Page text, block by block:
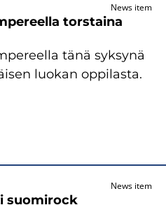
News item
torstaina
tänä syksynä
luokan oppilasta.
News item
suomirock